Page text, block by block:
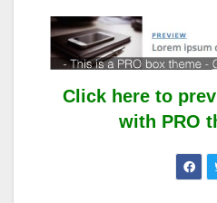
Click here to
with PRO